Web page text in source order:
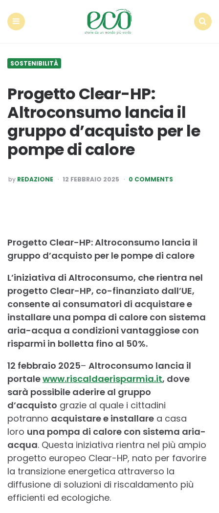
SOSTENIBILITÀ
Progetto Clear-HP:
Altroconsumo lancia il
gruppo d’acquisto per le
pompe di calore
POSTED
BY
by REDAZIONE 12 FEBBRAIO 2025 0 COMMENTS
Progetto Clear-HP: Altroconsumo lancia il
gruppo d’acquisto per le pompe di calore
L’iniziativa di Altroconsumo, che rientra nel
progetto Clear-HP, co-finanziato dall’UE,
consente ai consumatori di acquistare e
installare una pompa di calore con sistema
aria-acqua a condizioni vantaggiose con
risparmi in bolletta fino al 50%.
12 febbraio 2025– Altroconsumo lancia il
portalewww.riscaldaerisparmia.it, dove
sarà possibile aderire al gruppo
d’acquisto grazie al quale i cittadini
potranno acquistare e installare a casa
loro una pompa di calore con sistema aria-
acqua. Questa iniziativa rientra nel più ampio
progetto europeo Clear-HP, nato per favorire
la transizione energetica attraverso la
diffusione di soluzioni di riscaldamento più
efficienti ed ecologiche.